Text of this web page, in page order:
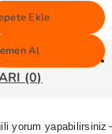
Ekle
Al
(0)
yorum yapabilirsiniz